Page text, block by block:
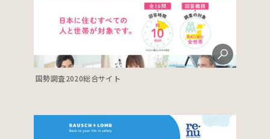
国勢調査2020総合サイト